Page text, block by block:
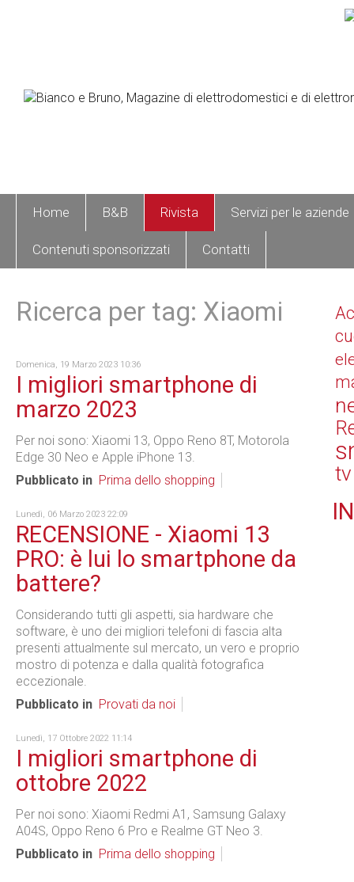
Home B&B Rivista Servizi per le aziende
Contenuti sponsorizzati Contatti
Ricerca per tag: Xiaomi
Domenica, 19 Marzo 2023 10:36
I migliori smartphone di
marzo 2023
Per noi sono: Xiaomi 13, Oppo Reno 8T, Motorola
Edge 30 Neo e Apple iPhone 13.
Pubblicato in Prima dello shopping
Lunedì, 06 Marzo 2023 22:09
RECENSIONE - Xiaomi 13
PRO: è lui lo smartphone da
battere?
Considerando tutti gli aspetti, sia hardware che
software, è uno dei migliori telefoni di fascia alta
presenti attualmente sul mercato, un vero e proprio
mostro di potenza e dalla qualità fotografica
eccezionale.
Pubblicato in Provati da noi
Lunedì, 17 Ottobre 2022 11:14
I migliori smartphone di
ottobre 2022
Per noi sono: Xiaomi Redmi A1, Samsung Galaxy
A04S, Oppo Reno 6 Pro e Realme GT Neo 3.
Pubblicato in Prima dello shopping
tv
IN